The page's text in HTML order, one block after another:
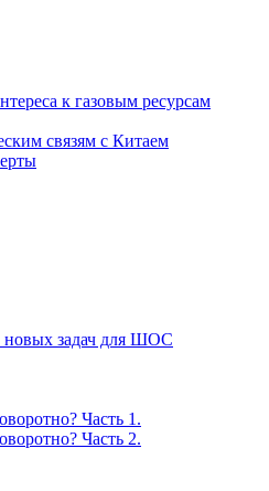
к газовым ресурсам
связям с Китаем
новых задач для ШОС
Часть 1.
Часть 2.